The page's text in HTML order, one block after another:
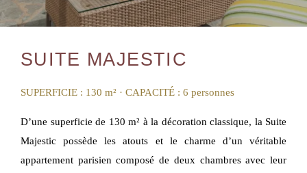
SUITE MAJESTIC
SUPERFICIE : 130 m² · CAPACITÉ : 6 personnes
D’une superficie de 130 m² à la décoration classique, la Suite
Majestic possède les atouts et le charme d’un véritable
appartement parisien composé de deux chambres avec leur